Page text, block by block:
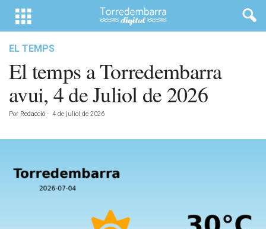
EL TEMPS
El temps a Torredembarra
avui, 4 de Juliol de 2026
Por Redacció - 4 de juliol de 2026